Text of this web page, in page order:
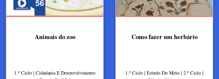
Animais do zoo
1.º Ciclo | Cidadania E Desenvolvimento
Como fazer um herbário
1.º Ciclo | Estudo Do Meio | 2.º Ciclo |